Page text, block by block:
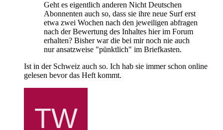
Geht es eigentlich anderen Nicht Deutschen
Abonnenten auch so, dass sie ihre neue Surf erst
etwa zwei Wochen nach den jeweiligen abfragen
nach der Bewertung des Inhaltes hier im Forum
erhalten? Bisher war die bei mir noch nie auch
nur ansatzweise "pünktlich" im Briefkasten.
Ist in der Schweiz auch so. Ich hab sie immer schon online
gelesen bevor das Heft kommt.